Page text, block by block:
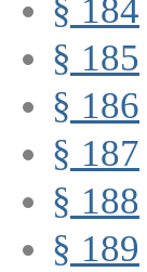
§ 184
§ 185
§ 186
§ 187
§ 188
§ 189